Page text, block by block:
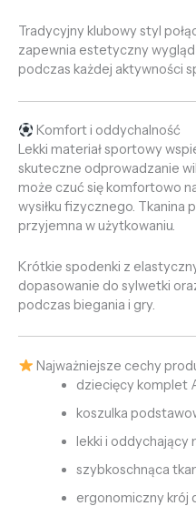
Tradycyjny klubowy styl
zapewnia estetyczny
podczas każdej aktywności
Komfort i oddychalność
Lekki materiał sportowy
skuteczne odprowadzanie
może czuć się komfortowo
wysiłku fizycznego. Tkanina
przyjemna w użytkowaniu.
Krótkie spodenki z
dopasowanie do sylwetki
podczas biegania i gry.
Najważniejsze cechy
dziecięcy komplet
koszulka
lekki i oddychający
szybkoschnąca
ergonomiczny krój